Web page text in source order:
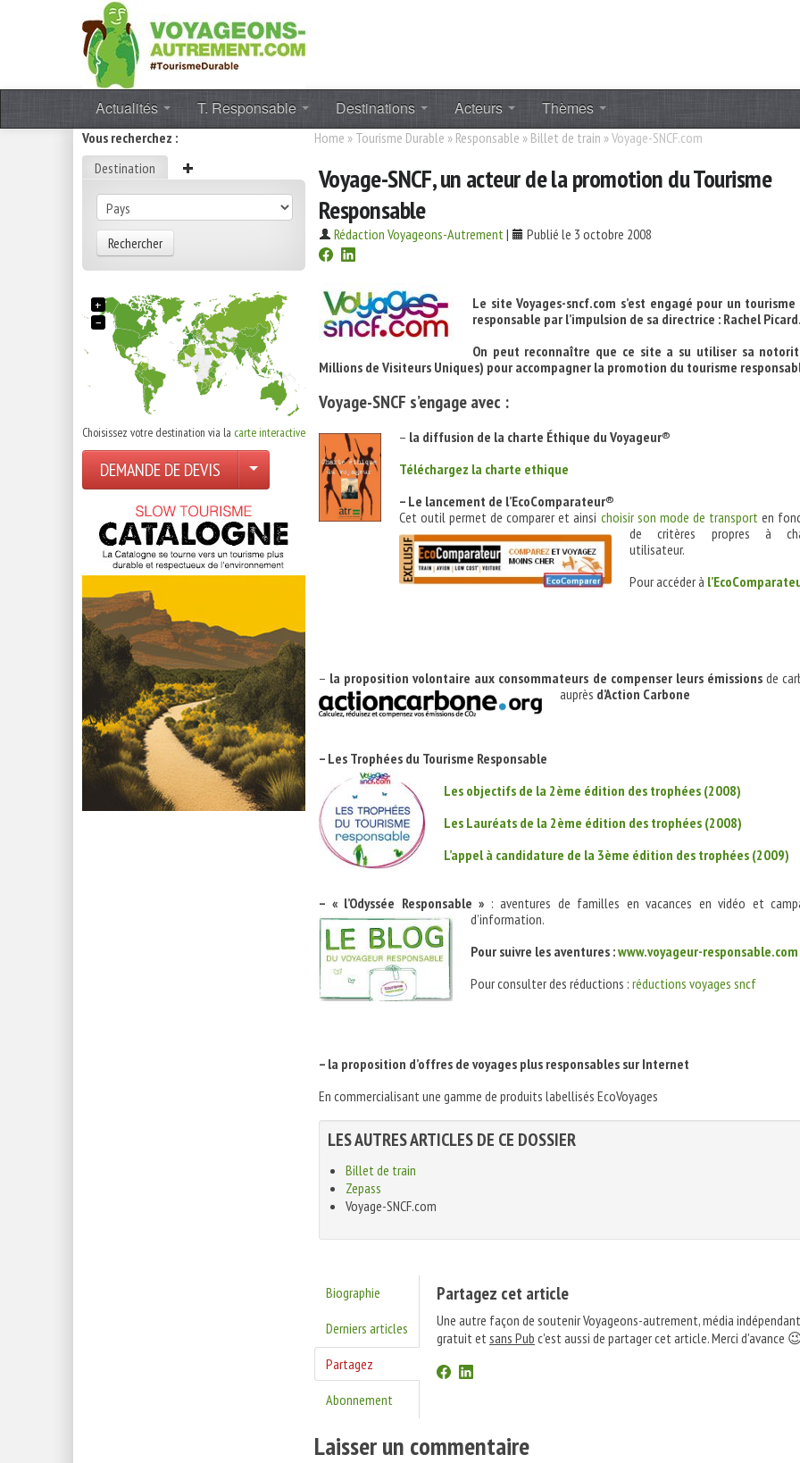
Actualités T. Responsable Destinations Acteurs Thèmes
Vous recherchez :
Destination
Rechercher
+
−
Choisissez votre destination via la carte interactive
DEMANDE DE DEVIS
Home » Tourisme Durable » Responsable » Billet de train »Voyage-SNCF.com
Voyage-SNCF, un acteur de la promotion du Tourisme
Responsable
Rédaction Voyageons-Autrement| Publié le 3 octobre 2008
Le site Voyages-sncf.com s’est engagé pour un tourisme
responsable par l’impulsion de sa directrice : Rachel
On peut reconnaître que ce site a su utiliser sa
Millions de Visiteurs Uniques) pour accompagner la promotion du tourisme
Voyage-SNCF s’engage avec :
– la diffusion de la charte Éthique du Voyageur®
Téléchargez la charte ethique
– Le lancement de l’EcoComparateur®
Cet outil permet de comparer et ainsi choisir son mode de transporten
de critères propres à
utilisateur.
Pour accéder à
– la proposition volontaire aux consommateurs de compenser leurs émissionsde
auprès d’Action Carbone
– Les Trophées du Tourisme Responsable
Les objectifs de la 2ème édition des trophées (2008)
Les Lauréats de la 2ème édition des trophées (2008)
L’appel à candidature de la 3ème édition des trophées (2009)
– « l’Odyssée Responsable » : aventures de familles en vacances en vidéo et
d’information.
Pour suivre les aventures :www.voyageur-responsable.com
Pour consulter des réductions : réductions voyages sncf
– la proposition d’offres de voyages plus responsables sur Internet
En commercialisant une gamme de produits labellisés EcoVoyages
LES AUTRES ARTICLES DE CE DOSSIER
Billet de train
Zepass
Voyage-SNCF.com
Biographie
Derniers articles
Partagez
Abonnement
Partagez cet article
Une autre façon de soutenir Voyageons-autrement, média
gratuit etsans Pub c'est aussi de partager cet article. Merci d'avance
Laisser un commentaire